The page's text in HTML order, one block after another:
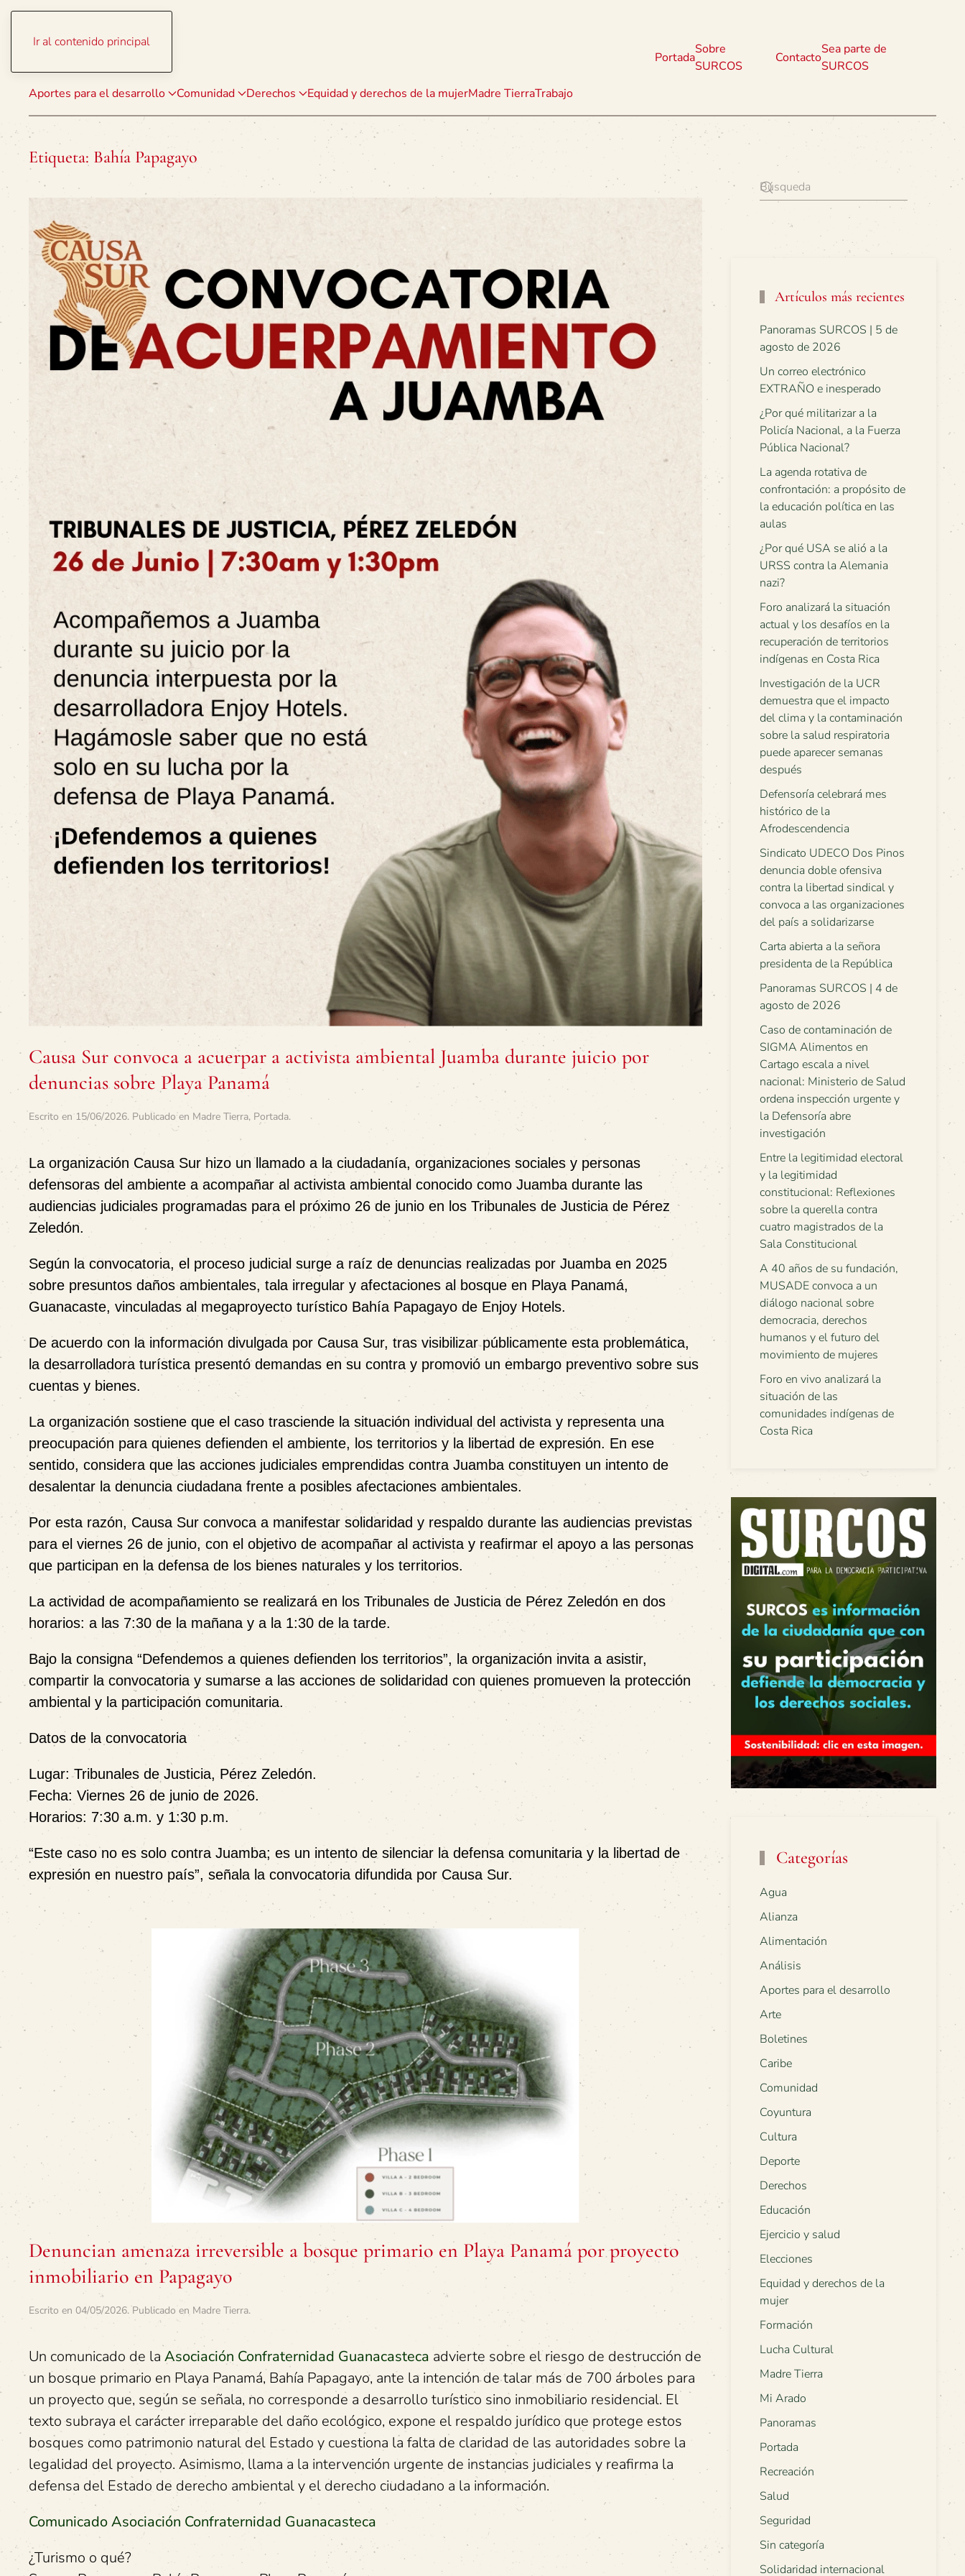
Ir al contenido principal
Aportes para el desarrollo Comunidad Derechos Equidad y derechos de la mujerMadre TierraTrabajo
Portada
Sobre
SURCOS
Contacto
Sea parte de
SURCOS
Etiqueta: Bahía Papagayo
Causa Sur convoca a acuerpar a activista ambiental Juamba durante juicio por
denuncias sobre Playa Panamá
Escrito en 15/06/2026. Publicado en Madre Tierra, Portada.
La organización Causa Sur hizo un llamado a la ciudadanía, organizaciones sociales y personas
defensoras del ambiente a acompañar al activista ambiental conocido como Juamba durante las
audiencias judiciales programadas para el próximo 26 de junio en los Tribunales de Justicia de Pérez
Zeledón.
Según la convocatoria, el proceso judicial surge a raíz de denuncias realizadas por Juamba en 2025
sobre presuntos daños ambientales, tala irregular y afectaciones al bosque en Playa Panamá,
Guanacaste, vinculadas al megaproyecto turístico Bahía Papagayo de Enjoy Hotels.
De acuerdo con la información divulgada por Causa Sur, tras visibilizar públicamente esta problemática,
la desarrolladora turística presentó demandas en su contra y promovió un embargo preventivo sobre sus
cuentas y bienes.
La organización sostiene que el caso trasciende la situación individual del activista y representa una
preocupación para quienes defienden el ambiente, los territorios y la libertad de expresión. En ese
sentido, considera que las acciones judiciales emprendidas contra Juamba constituyen un intento de
desalentar la denuncia ciudadana frente a posibles afectaciones ambientales.
Por esta razón, Causa Sur convoca a manifestar solidaridad y respaldo durante las audiencias previstas
para el viernes 26 de junio, con el objetivo de acompañar al activista y reafirmar el apoyo a las personas
que participan en la defensa de los bienes naturales y los territorios.
La actividad de acompañamiento se realizará en los Tribunales de Justicia de Pérez Zeledón en dos
horarios: a las 7:30 de la mañana y a la 1:30 de la tarde.
Bajo la consigna “Defendemos a quienes defienden los territorios”, la organización invita a asistir,
compartir la convocatoria y sumarse a las acciones de solidaridad con quienes promueven la protección
ambiental y la participación comunitaria.
Datos de la convocatoria
Lugar: Tribunales de Justicia, Pérez Zeledón.
Fecha: Viernes 26 de junio de 2026.
Horarios: 7:30 a.m. y 1:30 p.m.
“Este caso no es solo contra Juamba; es un intento de silenciar la defensa comunitaria y la libertad de
expresión en nuestro país”, señala la convocatoria difundida por Causa Sur.
Denuncian amenaza irreversible a bosque primario en Playa Panamá por proyecto
inmobiliario en Papagayo
Escrito en 04/05/2026. Publicado en Madre Tierra.
Un comunicado de la Asociación Confraternidad Guanacasteca advierte sobre el riesgo de destrucción de
un bosque primario en Playa Panamá, Bahía Papagayo, ante la intención de talar más de 700 árboles para
un proyecto que, según se señala, no corresponde a desarrollo turístico sino inmobiliario residencial. El
texto subraya el carácter irreparable del daño ecológico, expone el respaldo jurídico que protege estos
bosques como patrimonio natural del Estado y cuestiona la falta de claridad de las autoridades sobre la
legalidad del proyecto. Asimismo, llama a la intervención urgente de instancias judiciales y reafirma la
defensa del Estado de derecho ambiental y el derecho ciudadano a la información.
Comunicado Asociación Confraternidad Guanacasteca
¿Turismo o qué?
Artículos más recientes
Panoramas SURCOS | 5 de
agosto de 2026
Un correo electrónico
EXTRAÑO e inesperado
¿Por qué militarizar a la
Policía Nacional, a la Fuerza
Pública Nacional?
La agenda rotativa de
confrontación: a propósito de
la educación política en las
aulas
¿Por qué USA se alió a la
URSS contra la Alemania
nazi?
Foro analizará la situación
actual y los desafíos en la
recuperación de territorios
indígenas en Costa Rica
Investigación de la UCR
demuestra que el impacto
del clima y la contaminación
sobre la salud respiratoria
puede aparecer semanas
después
Defensoría celebrará mes
histórico de la
Afrodescendencia
Sindicato UDECO Dos Pinos
denuncia doble ofensiva
contra la libertad sindical y
convoca a las organizaciones
del país a solidarizarse
Carta abierta a la señora
presidenta de la República
Panoramas SURCOS | 4 de
agosto de 2026
Caso de contaminación de
SIGMA Alimentos en
Cartago escala a nivel
nacional: Ministerio de Salud
ordena inspección urgente y
la Defensoría abre
investigación
Entre la legitimidad electoral
y la legitimidad
constitucional: Reflexiones
sobre la querella contra
cuatro magistrados de la
Sala Constitucional
A 40 años de su fundación,
MUSADE convoca a un
diálogo nacional sobre
democracia, derechos
humanos y el futuro del
movimiento de mujeres
Foro en vivo analizará la
situación de las
comunidades indígenas de
Costa Rica
Categorías
Agua
Alianza
Alimentación
Análisis
Aportes para el desarrollo
Arte
Boletines
Caribe
Comunidad
Coyuntura
Cultura
Deporte
Derechos
Educación
Ejercicio y salud
Elecciones
Equidad y derechos de la
mujer
Formación
Lucha Cultural
Madre Tierra
Mi Arado
Panoramas
Portada
Recreación
Salud
Seguridad
Sin categoría
Solidaridad internacional